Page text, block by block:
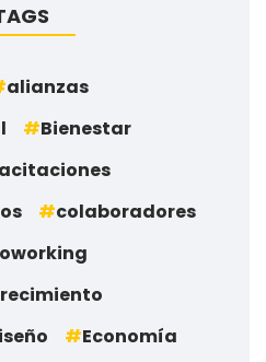
alianzas
Bienestar
colaboradores
Economía